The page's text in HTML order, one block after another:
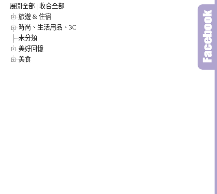
展開全部 | 收合全部
旅遊 & 住宿
時尚、生活用品、3C
未分類
美好回憶
美食